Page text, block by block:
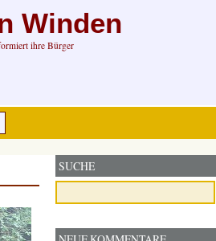
Winden
ihre Bürger
SUCHE